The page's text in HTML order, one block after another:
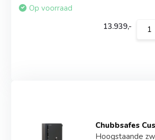
Op voorraad
13.939,-
Chubbsafes
Hoogstaande